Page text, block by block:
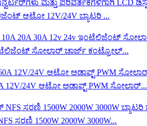
ಆಟೋ 12V/24V ಬ್ಯಾಟರಿ ...
ಸೋಲಾರ್ ಚಾರ್ಜ್ ಕಂಟ್ರೋಲ್...
12V/24V ಆಟೋ ಅಡಾಪ್ಟ್ PWM ಸೋಲಾರ್...
ಸರಣಿ 1500W 2000W 3000W...